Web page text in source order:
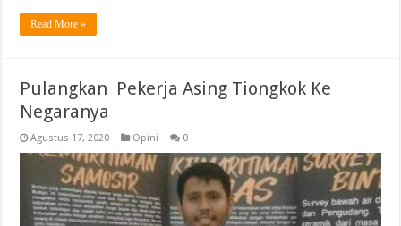
Read More »
Pulangkan Pekerja Asing Tiongkok Ke
Negaranya
Agustus 17, 2020 Opini 0